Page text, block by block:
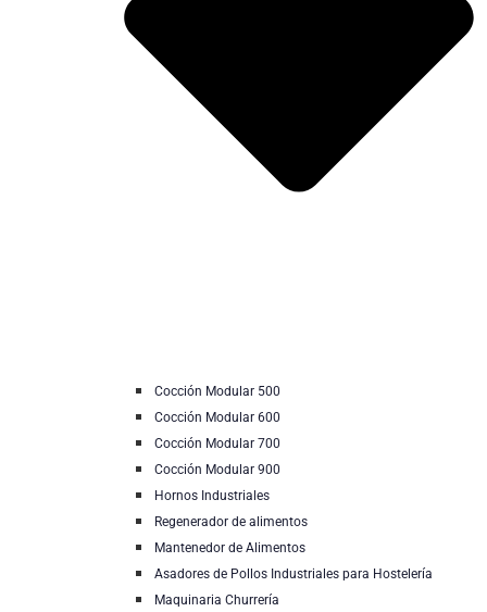
Cocción Modular 500
Cocción Modular 600
Cocción Modular 700
Cocción Modular 900
Hornos Industriales
Regenerador de alimentos
Mantenedor de Alimentos
Asadores de Pollos Industriales para Hostelería
Maquinaria Churrería